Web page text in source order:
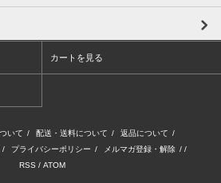
カートを見る
いて / 配送・送料について / 返品について /
/ プライバシーポリシー / メルマガ登録・解除 / /
RSS / ATOM